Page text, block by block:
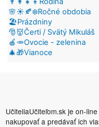
🌸☀️🍂❄️Ročné obdobia
🏖️Prázdniny
🎅👹Čerti / Svätý Mikuláš
🍎🥕Ovocie - zelenina
🎄🎁Vianoce
UčiteliaUčiteľom.sk je on-
nakupovať a predávať ich